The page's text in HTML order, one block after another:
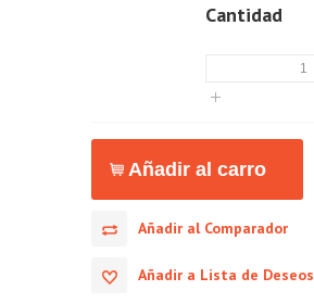
Cantidad
Añadir al Comparador
Añadir a Lista de Deseos